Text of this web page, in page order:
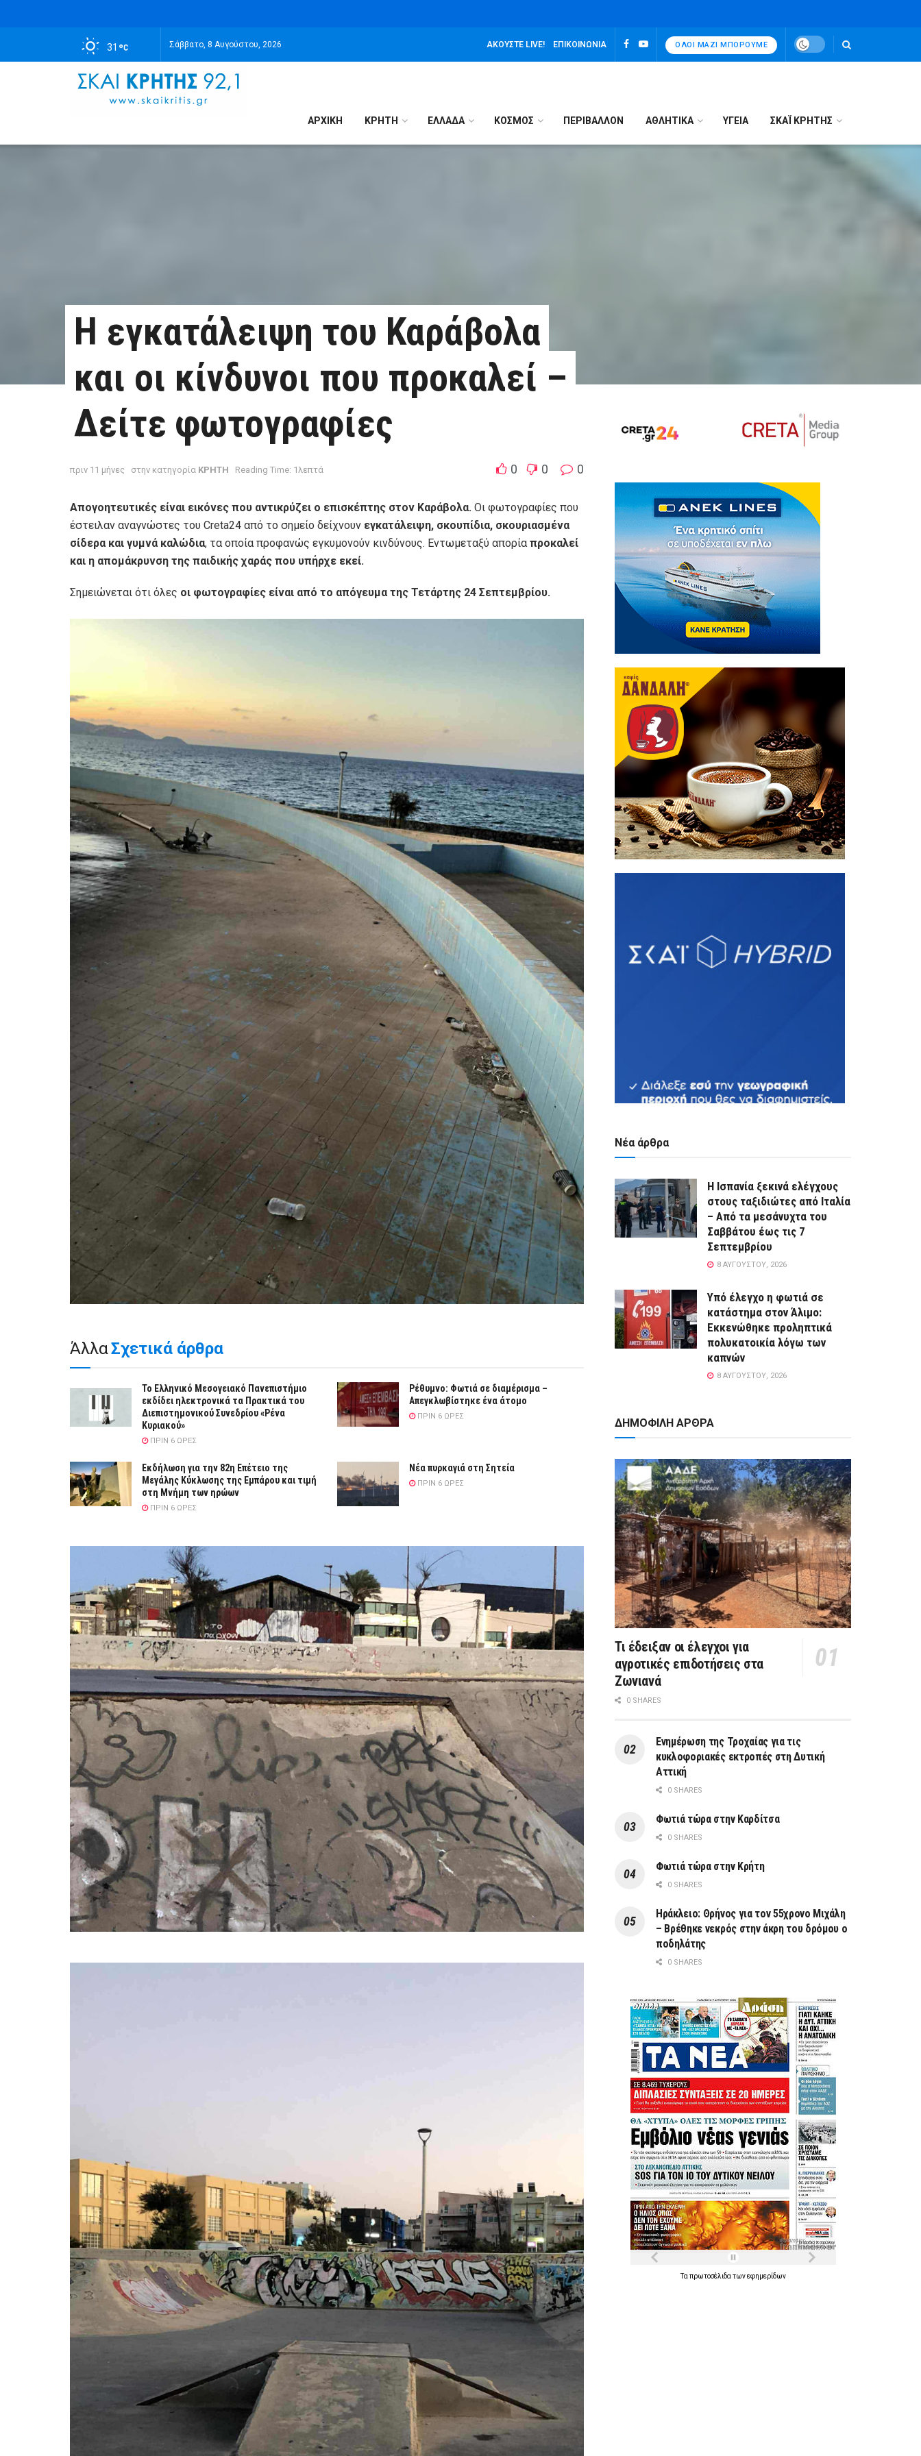
31 Σάββατο, 8 Αυγούστου, 2026 ΑΚΟΎΣΤΕ LIVE! ΕΠΙΚΟΙΝΩΝΊΑ ΌΛΟΙ ΜΑΖΊ ΜΠΟΡΟΎΜΕ
ΑΡΧΙΚΉ ΚΡΗΤΗ ΕΛΛΑΔΑ ΚΟΣΜΟΣ ΠΕΡΙΒΑΛΛΟΝ ΑΘΛΗΤΙΚΑ ΥΓΕΙΑ ΣΚΑΪ ΚΡΗΤΗΣ
Η εγκατάλειψη του Καράβολα
και οι κίνδυνοι που προκαλεί –
Δείτε φωτογραφίες
πριν 11 μήνες στην κατηγορία ΚΡΗΤΗ Reading Time: 1λεπτά 0 0 0
Απογοητευτικές είναι εικόνες που αντικρύζει ο επισκέπτης στον Καράβολα. Οι φωτογραφίες που
έστειλαν αναγνώστες του Creta24 από το σημείο δείχνουν εγκατάλειψη, σκουπίδια, σκουριασμένα
σίδερα και γυμνά καλώδια, τα οποία προφανώς εγκυμονούν κινδύνους. Εντωμεταξύ απορία προκαλεί
και η απομάκρυνση της παιδικής χαράς που υπήρχε εκεί.
Σημειώνεται ότι όλες οι φωτογραφίες είναι από το απόγευμα της Τετάρτης 24 Σεπτεμβρίου.
ΆλλαΣχετικά άρθρα
Το Ελληνικό Μεσογειακό Πανεπιστήμιο
εκδίδει ηλεκτρονικά τα Πρακτικά του
Διεπιστημονικού Συνεδρίου «Ρένα
Κυριακού»
ΠΡΙΝ 6 ΏΡΕΣ
Ρέθυμνο: Φωτιά σε διαμέρισμα –
Απεγκλωβίστηκε ένα άτομο
ΠΡΙΝ 6 ΏΡΕΣ
Εκδήλωση για την 82η Επέτειο της
Μεγάλης Κύκλωσης της Εμπάρου και τιμή
στη Μνήμη των ηρώων
ΠΡΙΝ 6 ΏΡΕΣ
Νέα πυρκαγιά στη Σητεία
ΠΡΙΝ 6 ΏΡΕΣ
Νέα άρθρα
Η Ισπανία ξεκινά ελέγχους
στους ταξιδιώτες από Ιταλία
– Από τα μεσάνυχτα του
Σαββάτου έως τις 7
Σεπτεμβρίου
8 ΑΥΓΟΎΣΤΟΥ, 2026
Yπό έλεγχο η φωτιά σε
κατάστημα στον Άλιμο:
Εκκενώθηκε προληπτικά
πολυκατοικία λόγω των
καπνών
8 ΑΥΓΟΎΣΤΟΥ, 2026
ΔΗΜΟΦΙΛΗ ΑΡΘΡΑ
Τι έδειξαν οι έλεγχοι για
αγροτικές επιδοτήσεις στα
Ζωνιανά
0 SHARES
Ενημέρωση της Τροχαίας για τις
κυκλοφοριακές εκτροπές στη Δυτική
Αττική
0 SHARES
Φωτιά τώρα στην Καρδίτσα
0 SHARES
Φωτιά τώρα στην Κρήτη
0 SHARES
Ηράκλειο: Θρήνος για τον 55χρονο Μιχάλη
– Βρέθηκε νεκρός στην άκρη του δρόμου ο
ποδηλάτης
0 SHARES
Τα πρωτοσέλιδα τωνεφημερίδων